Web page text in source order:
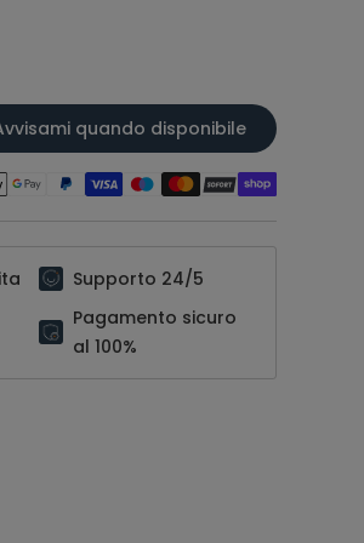
quando disponibile
Supporto 24/5
Pagamento sicuro
al 100%